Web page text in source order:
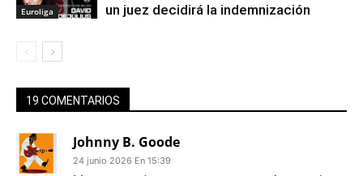
Euroliga
un juez decidirá la indemnización
19 COMENTARIOS
Johnny B. Goode
24 junio 2026 En 15:39